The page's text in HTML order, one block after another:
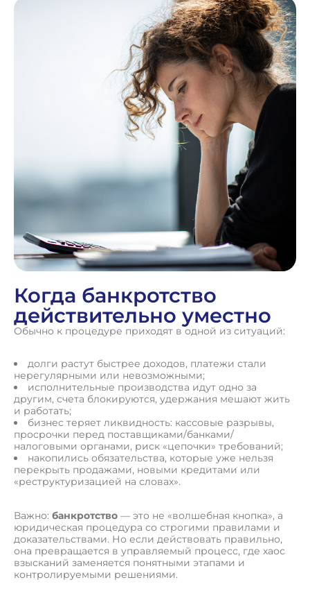
Когда банкротство
действительно уместно
Обычно к процедуре приходят в одной из ситуаций:
долги растут быстрее доходов, платежи стали
нерегулярными или невозможными;
исполнительные производства идут одно за
другим, счета блокируются, удержания мешают жить
и работать;
бизнес теряет ликвидность: кассовые разрывы,
просрочки перед поставщиками/банками/
налоговыми органами, риск «цепочки» требований;
накопились обязательства, которые уже нельзя
перекрыть продажами, новыми кредитами или
«реструктуризацией на словах».
Важно: банкротство — это не «волшебная кнопка», а
юридическая процедура со строгими правилами и
доказательствами. Но если действовать правильно,
она превращается в управляемый процесс, где хаос
взысканий заменяется понятными этапами и
контролируемыми решениями.